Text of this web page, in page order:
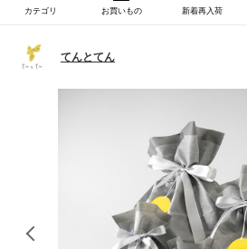
カテゴリ お買いもの 新着再入荷
てんとてん